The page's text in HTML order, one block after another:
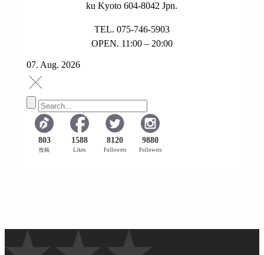
ku Kyoto 604-8042 Jpn.
TEL. 075-746-5903
OPEN. 11:00 – 20:00
07. Aug. 2026
803
投稿
1588
Likes
8120
Followers
9880
Followers